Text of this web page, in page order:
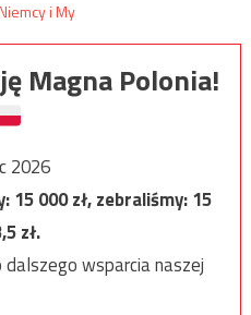
Magna Polonia!
2026
15 000zł, zebraliśmy:15
zł.
dalszego wsparcia naszej